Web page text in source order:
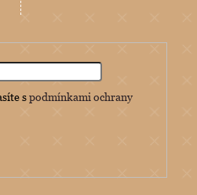
spodmínkami ochrany